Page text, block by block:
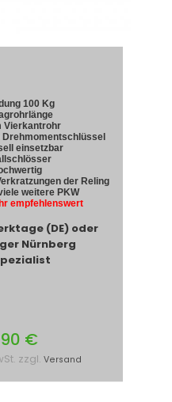
100 Kg
Vierkantrohr
Drehmomentschlüssel
einsetzbar
der Reling
weitere PKW
empfehlenswert
(DE) oder
Nürnberg
€
zzgl. Versand